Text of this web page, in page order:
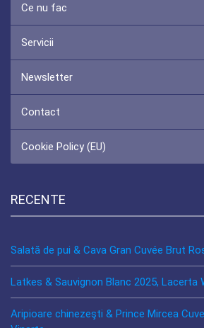
Ce nu fac
Servicii
Newsletter
Contact
Cookie Policy (EU)
RECENTE
Salată de pui & Cava Gran Cuvée Brut
Latkes & Sauvignon Blanc 2025, Lacerta
Aripioare chinezeşti & Prince Mircea